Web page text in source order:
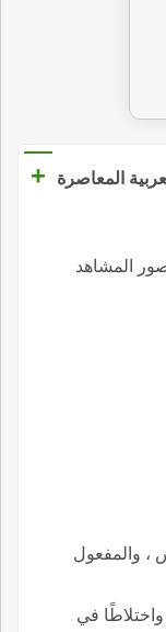
المعاصرة +
المشاهد
والمفعول
في